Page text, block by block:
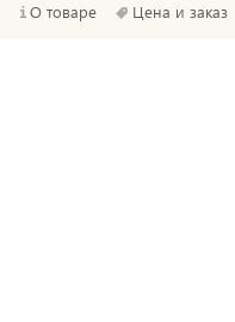
О товаре Цена и заказ